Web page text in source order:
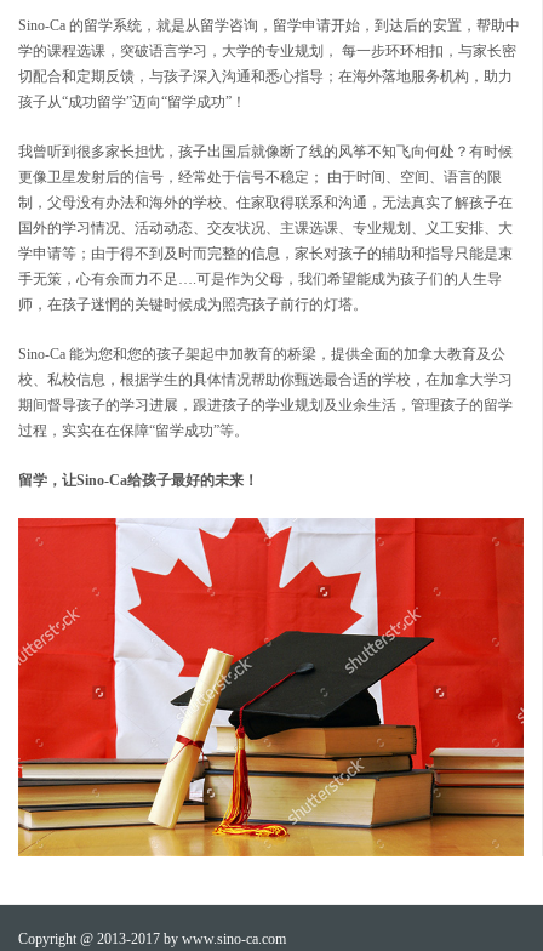
Sino-Ca 的留学系统，就是从留学咨询，留学申请开始，到达后的安置，帮助中
学的课程选课，突破语言学习，大学的专业规划， 每一步环环相扣，与家长密
切配合和定期反馈，与孩子深入沟通和悉心指导；在海外落地服务机构，助力
孩子从“成功留学”迈向“留学成功”！
我曾听到很多家长担忧，孩子出国后就像断了线的风筝不知飞向何处？有时候
更像卫星发射后的信号，经常处于信号不稳定； 由于时间、空间、语言的限
制，父母没有办法和海外的学校、住家取得联系和沟通，无法真实了解孩子在
国外的学习情况、活动动态、交友状况、主课选课、专业规划、义工安排、大
学申请等；由于得不到及时而完整的信息，家长对孩子的辅助和指导只能是束
手无策，心有余而力不足….可是作为父母，我们希望能成为孩子们的人生导
师，在孩子迷惘的关键时候成为照亮孩子前行的灯塔。
Sino-Ca 能为您和您的孩子架起中加教育的桥梁，提供全面的加拿大教育及公
校、私校信息，根据学生的具体情况帮助你甄选最合适的学校，在加拿大学习
期间督导孩子的学习进展，跟进孩子的学业规划及业余生活，管理孩子的留学
过程，实实在在保障“留学成功”等。
留学，让Sino-Ca给孩子最好的未来！
Copyright @ 2013-2017 by www.sino-ca.com